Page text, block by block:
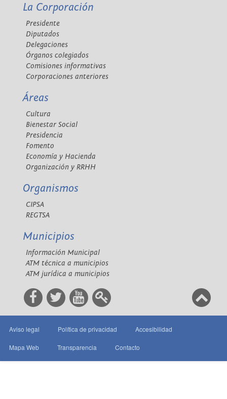
La Corporación
Presidente
Diputados
Delegaciones
Órganos colegiados
Comisiones informativas
Corporaciones anteriores
Áreas
Cultura
Bienestar Social
Presidencia
Fomento
Economía y Hacienda
Organización y RRHH
Organismos
CIPSA
REGTSA
Municipios
Información Municipal
ATM técnica a municipios
ATM jurídica a municipios
Aviso legal Política de privacidad Accesibilidad
Mapa Web Transparencia Contacto